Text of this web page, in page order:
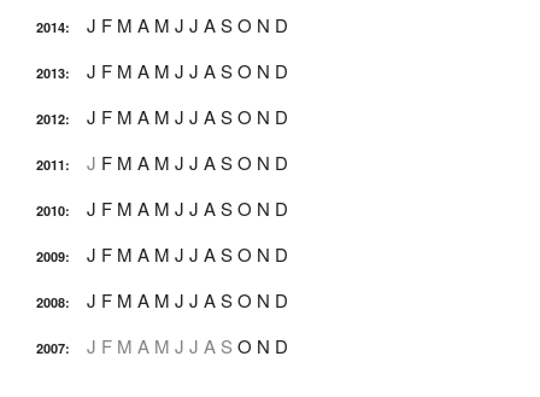
2014: J F M A M J J ASO N D
2013: J F M A M J J ASO N D
2012: J F M A M J J ASO N D
2011: J F M A M J J ASO N D
2010: J F M A M J J ASO N D
2009: J F M A M J J ASO N D
2008: J F M A M J J ASO N D
2007: J F M A M J J A S O N D